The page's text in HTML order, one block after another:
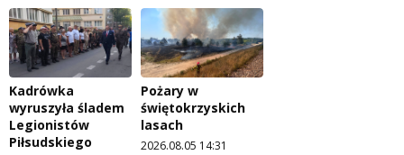
Kadrówka
wyruszyła śladem
Legionistów
Piłsudskiego
Pożary w
świętokrzyskich
lasach
2026.08.05 14:31